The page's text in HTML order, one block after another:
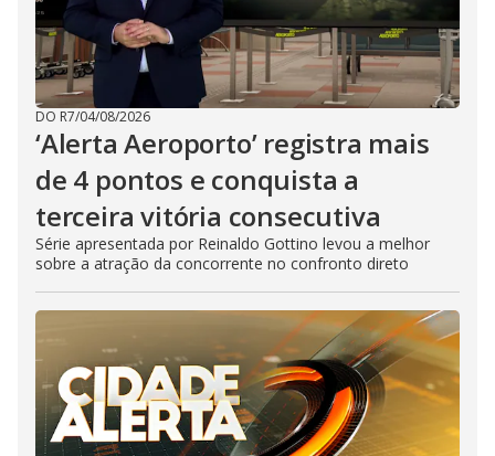
DO R7/04/08/2026
‘Alerta Aeroporto’ registra mais
de 4 pontos e conquista a
terceira vitória consecutiva
Série apresentada por Reinaldo Gottino levou a melhor
sobre a atração da concorrente no confronto direto